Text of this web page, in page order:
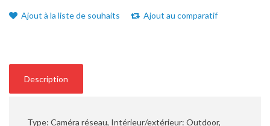
Ajout à la liste de souhaits Ajout au comparatif
Description
Type: Caméra réseau, Intérieur/extérieur: Outdoor,